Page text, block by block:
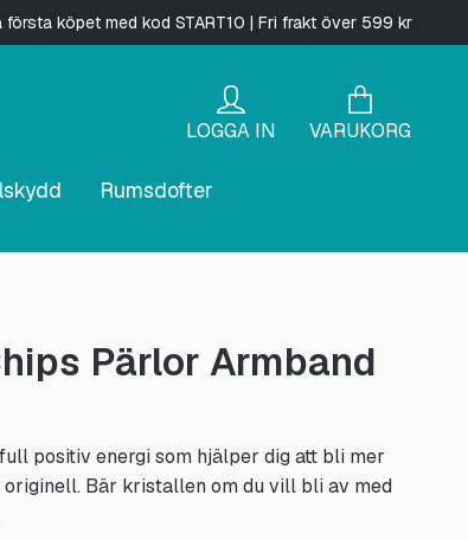
första köpet med kod START10 | Fri frakt över 599 kr
LOGGA IN VARUKORG
Rumsdofter
Pärlor Armband
positiv energi som hjälper dig att bli mer
originell. Bär kristallen om du vill bli av med